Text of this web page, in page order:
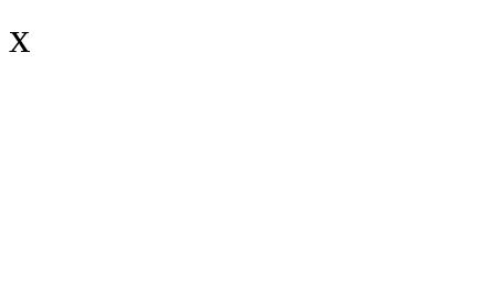
x